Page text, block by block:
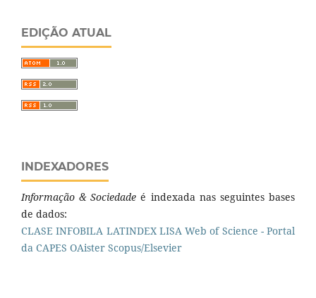
EDIÇÃO ATUAL
INDEXADORES
Informação & Sociedadeé indexada nas seguintes bases
de dados:
CLASE INFOBILA LATINDEX LISA Web of Science - Portal
da CAPES OAister Scopus/Elsevier